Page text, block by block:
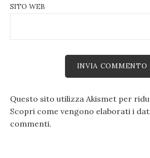
SITO WEB
Questo sito utilizza Akismet per
Scopri come vengono elaborati i
commenti.